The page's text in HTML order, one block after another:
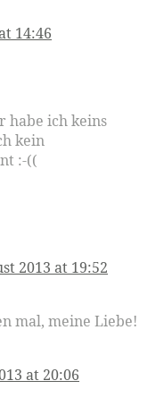
14:46
habe ich keins
kein
:-((
2013 at 19:52
mal, meine Liebe!
at 20:06